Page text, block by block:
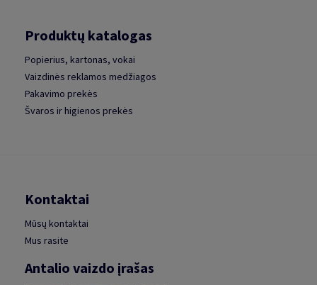
Produktų katalogas
Popierius, kartonas, vokai
Vaizdinės reklamos medžiagos
Pakavimo prekės
Švaros ir higienos prekės
Kontaktai
Mūsų kontaktai
Mus rasite
Antalio vaizdo įrašas